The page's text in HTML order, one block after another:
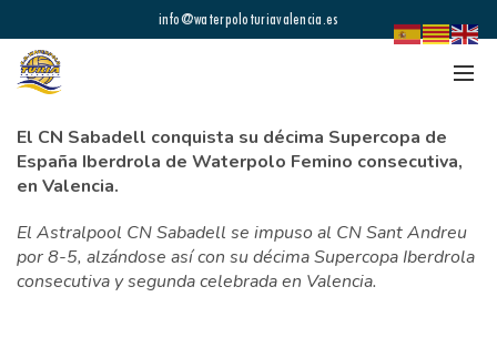
info@waterpoloturiavalencia.es
El CN Sabadell conquista su décima Supercopa de
España Iberdrola de Waterpolo Femino consecutiva,
en Valencia.
El Astralpool CN Sabadell se impuso al CN Sant Andreu
por 8-5, alzándose así con su décima Supercopa Iberdrola
consecutiva y segunda celebrada en Valencia.